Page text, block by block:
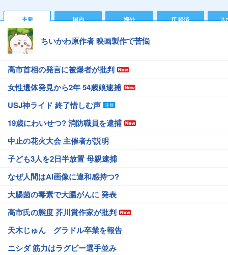
主要 国内 海外 IT 経済 ス
ちいかわ原作者 映画製作で苦悩
高市首相の発言に被爆者が批判
女性遺体発見から2年 54歳娘逮捕
USJ神ライド 終了惜しむ声
19歳にわいせつ? 消防職員を逮捕
中止の花火大会 主催者が説明
子ども3人を2日半放置 母親逮捕
なぜ人間はAI画像に違和感持つ?
大腸菌の毒素で大腸がんに 発表
高市氏の態度 芥川賞作家が批判
天木じゅん グラドル卒業を報告
ニシダ 筋力はラグビー選手並み